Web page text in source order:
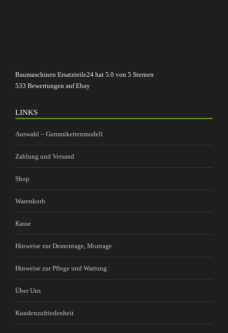
Baumaschinen Ersatzteile24 hat 5.0 von 5 Sternen
533 Bewertungen auf Ebay
LINKS
Auswahl – Gummikettenmodell
Zahlung und Versand
Shop
Warenkorb
Kasse
Hinweise zur Demontage, Montage
Hinweise zur Pflege und Wartung
Über Uns
Kundenzufriedenheit